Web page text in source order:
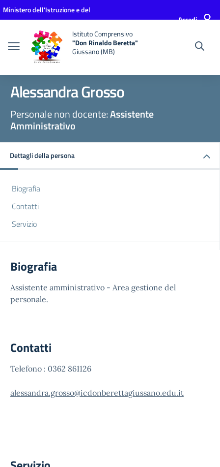
Vai ai contenuti
Vai al menu di navigazione
Vai al footer
Ministero dell'Istruzione e del
Accedi
Istituto Comprensivo
"Don Rinaldo Beretta"
Giussano (MB)
Alessandra Grosso
Personale non docente:Assistente
Amministrativo
Dettagli della persona
Biografia
Contatti
Servizio
Biografia
Assistente amministrativo - Area gestione del
personale.
Contatti
Telefono : 0362 861126
alessandra.grosso@icdonberettagiussano.edu.it